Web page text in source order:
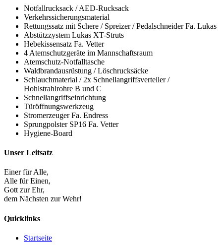
Notfallrucksack / AED-Rucksack
Verkehrssicherungsmaterial
Rettungssatz mit Schere / Spreizer / Pedalschneider Fa. Lukas
Abstützzystem Lukas XT-Struts
Hebekissensatz Fa. Vetter
4 Atemschutzgeräte im Mannschaftsraum
Atemschutz-Notfalltasche
Waldbrandausrüstung / Löschrucksäcke
Schlauchmaterial / 2x Schnellangriffsverteiler /
Hohlstrahlrohre B und C
Schnellangriffseinrichtung
Türöffnungswerkzeug
Stromerzeuger Fa. Endress
Sprungpolster SP16 Fa. Vetter
Hygiene-Board
Unser Leitsatz
Einer für Alle,
Alle für Einen,
Gott zur Ehr,
dem Nächsten zur Wehr!
Quicklinks
Startseite